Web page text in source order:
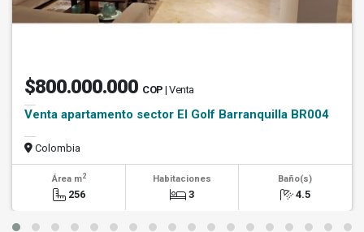
$800.000.000 COP | Venta
Venta apartamento sector El Golf Barranquilla BR004
Colombia
Área m2
256
Habitaciones
3
Baño(s)
4.5